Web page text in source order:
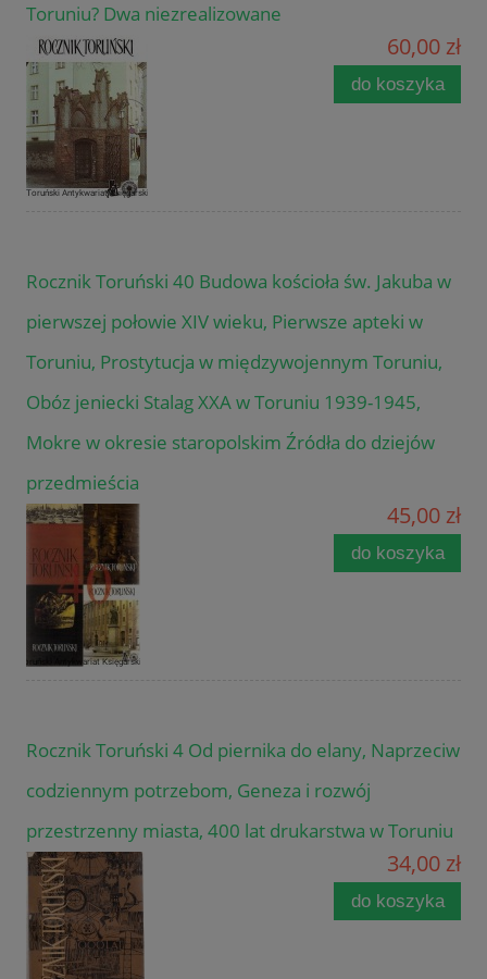
Toruniu? Dwa niezrealizowane
60,00 zł
do koszyka
Rocznik Toruński 40 Budowa kościoła św. Jakuba w
pierwszej połowie XIV wieku, Pierwsze apteki w
Toruniu, Prostytucja w międzywojennym Toruniu,
Obóz jeniecki Stalag XXA w Toruniu 1939-1945,
Mokre w okresie staropolskim Źródła do dziejów
przedmieścia
45,00 zł
do koszyka
Rocznik Toruński 4 Od piernika do elany, Naprzeciw
codziennym potrzebom, Geneza i rozwój
przestrzenny miasta, 400 lat drukarstwa w Toruniu
34,00 zł
do koszyka